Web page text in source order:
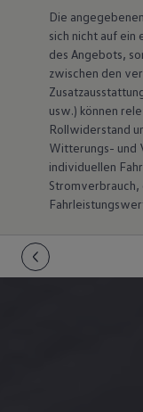
Die
sich nicht auf ein
des Angebots,
zwischen den
usw.) können
Rollwiderstand
Witterungs- und
individuellen
Stromverbrauch,